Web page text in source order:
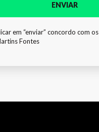
ENVIAR
em “enviar” concordo com os
Fontes